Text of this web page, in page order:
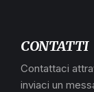
CONTATTI
Contattaci
inviaci un